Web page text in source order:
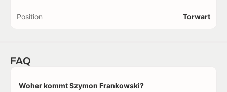
Position Torwart
FAQ
Woher kommt Szymon Frankowski?